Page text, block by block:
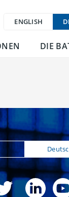
ENGLISH
DIE